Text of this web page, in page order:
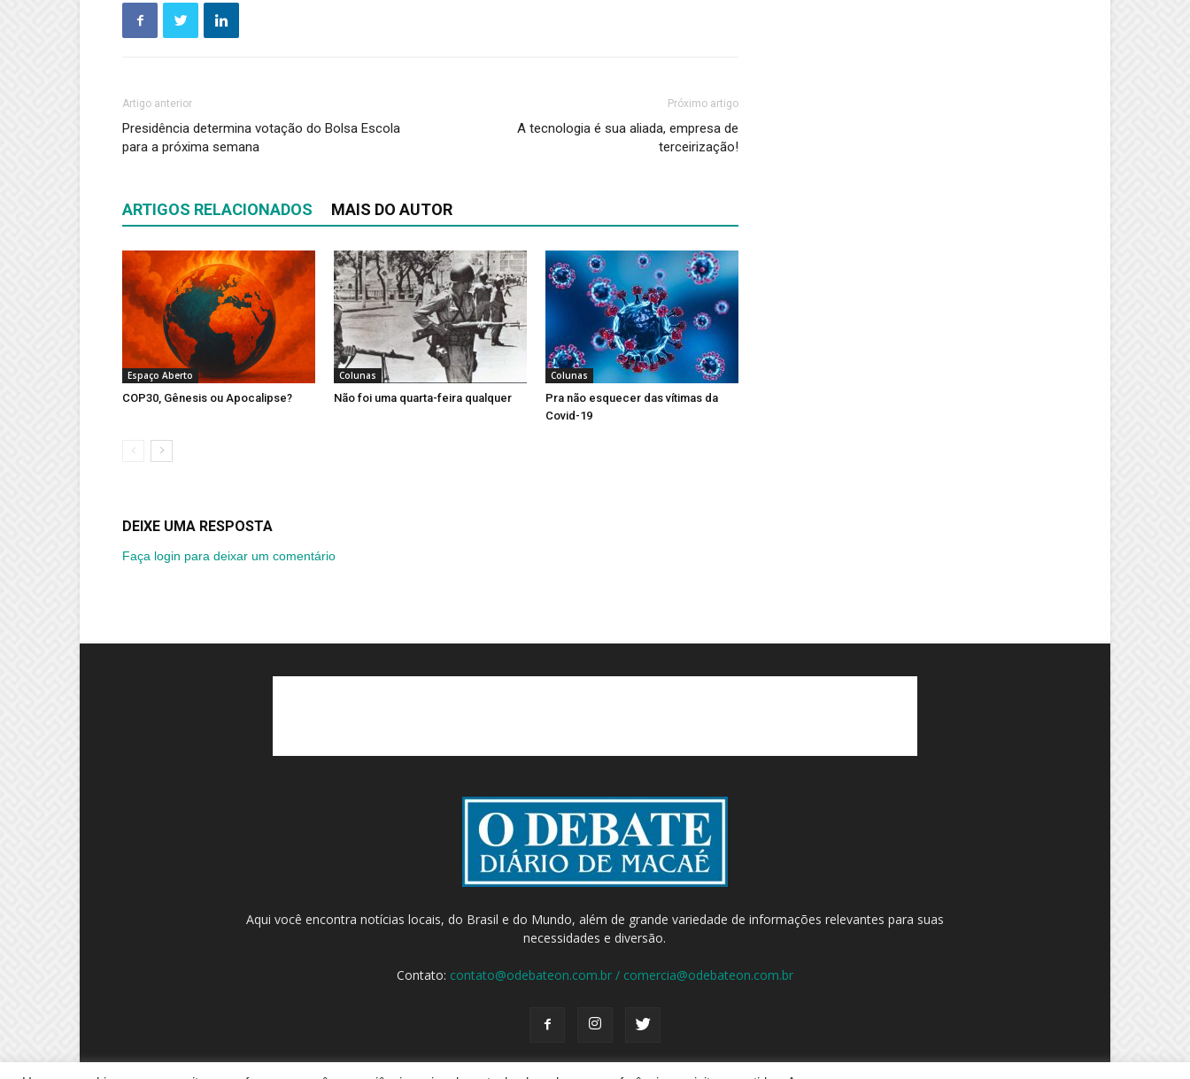
Artigo anterior
Presidência determina votação do Bolsa Escola
para a próxima semana
Próximo artigo
A tecnologia é sua aliada, empresa de
terceirização!
ARTIGOS RELACIONADOS MAIS DO AUTOR
Espaço Aberto
COP30, Gênesis ou Apocalipse?
Colunas
Não foi uma quarta-feira qualquer
Colunas
Pra não esquecer das vítimas da
Covid-19
DEIXE UMA RESPOSTA
Faça login para deixar um comentário
Aqui você encontra notícias locais, do Brasil e do Mundo, além de grande variedade de informações relevantes para suas
necessidades e diversão.
Contato: contato@odebateon.com.br / comercia@odebateon.com.br